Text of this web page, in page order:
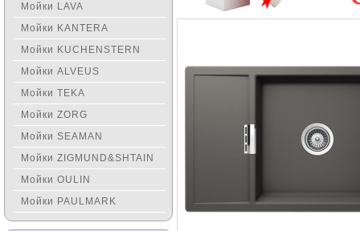
Мойки LAVA
Мойки KANTERA
Мойки KUCHENSTERN
Мойки ALVEUS
Мойки TEKA
Мойки ZORG
Мойки SEAMAN
Мойки ZIGMUND&SHTAIN
Мойки OULIN
Мойки PAULMARK